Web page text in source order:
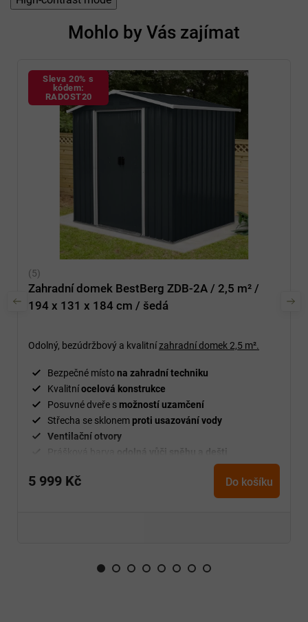
Mohlo by Vás zajímat
Sleva 20% s
kódem:
RADOST20
Zahradní domek BestBerg ZDB-2A / 2,5 m² /
194 x 131 x 184 cm / šedá
Odolný, bezúdržbový a kvalitnízahradní domek2,5 m².
Bezpečné místona zahradní techniku
Kvalitníocelová konstrukce
Posuvné dveře s možností uzamčení
Střecha se sklonem proti usazování vody
Ventilačníotvory
Prášková barva
odolná vůči sněhu a dešti
5 999 Kč Do košíku